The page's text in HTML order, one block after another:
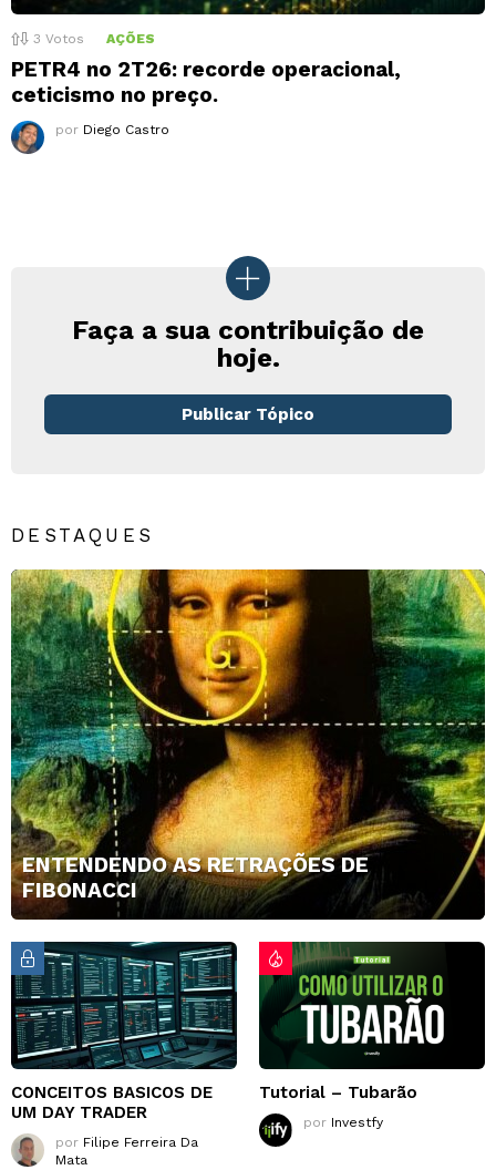
3 Votos AÇÕES
PETR4 no 2T26: recorde operacional,
ceticismo no preço.
por Diego Castro
Faça a sua contribuição de
hoje.
Publicar Tópico
DESTAQUES
ENTENDENDO AS RETRAÇÕES DE
FIBONACCI
CONCEITOS BASICOS DE
UM DAY TRADER
por Filipe Ferreira Da
Mata
Tutorial – Tubarão
por Investfy